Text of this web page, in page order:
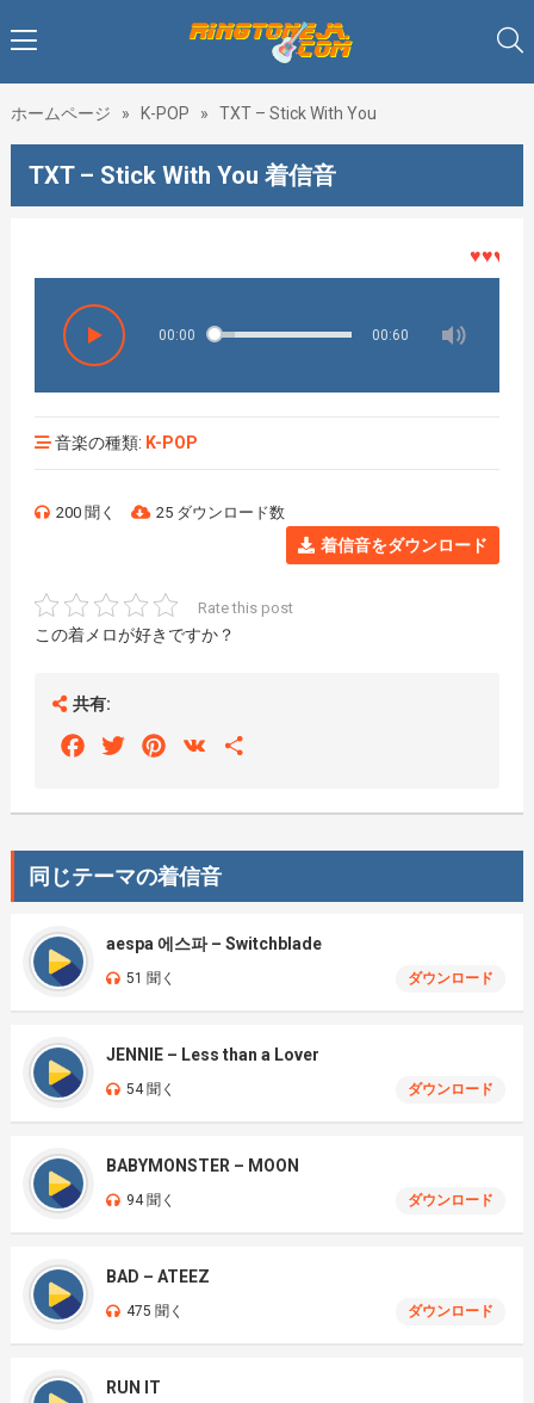
ホームページ » K-POP » TXT – Stick With You
TXT – Stick With You 着信音
♥♥♥着メ
00:00 00:60
音楽の種類: K-POP
200 聞く 25 ダウンロード数
着信音をダウンロード
Rate this post
この着メロが好きですか？
共有:
FacebookTwitterPinterest
VK
同じテーマの着信音
aespa 에스파 – Switchblade
51 聞く ダウンロード
JENNIE – Less than a Lover
54 聞く ダウンロード
BABYMONSTER – MOON
94 聞く ダウンロード
BAD – ATEEZ
475 聞く ダウンロード
RUN IT